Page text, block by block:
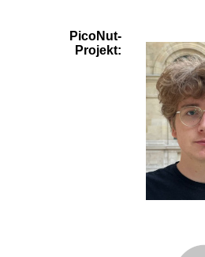
PicoNut-
Projekt: